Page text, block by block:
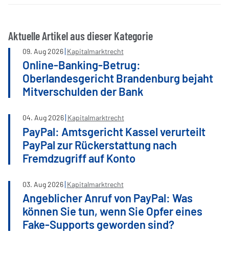
Aktuelle Artikel aus dieser Kategorie
09. Aug2026 Kapitalmarktrecht
Online-Banking-Betrug:
Oberlandesgericht Brandenburg bejaht
Mitverschulden der Bank
04. Aug2026 Kapitalmarktrecht
PayPal: Amtsgericht Kassel verurteilt
PayPal zur Rückerstattung nach
Fremdzugriff auf Konto
03. Aug2026 Kapitalmarktrecht
Angeblicher Anruf von PayPal: Was
können Sie tun, wenn Sie Opfer eines
Fake-Supports geworden sind?